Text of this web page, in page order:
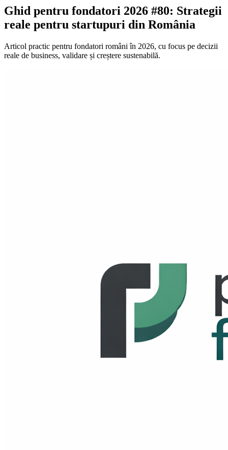
Ghid pentru fondatori 2026 #80: Strategii
reale pentru startupuri din România
Articol practic pentru fondatori români în 2026, cu focus pe decizii
reale de business, validare și creștere sustenabilă.